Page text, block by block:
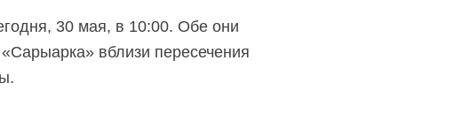
30 мая, в 10:00. Обе они
вблизи пересечения